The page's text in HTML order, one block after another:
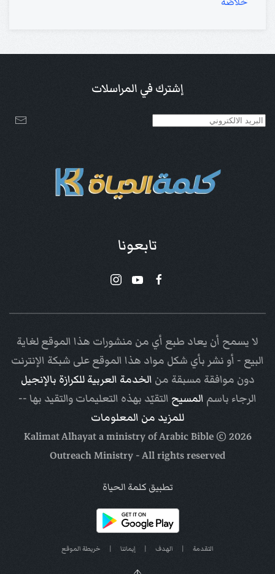
إشترك في المراسلات
تابعونا
لا يسمح أن يعاد طبع أي من منشورات هذا الموقع لغاية
البيع - أو نشر بأي شكل مواد هذا الموقع على شبكة الإنترنت
دون موافقة مسبقة من الخدمة العربية للكرازة بالإنجيل
الرجاء باسم المسيح التقيّد بهذه التعليمات والتقيد بها --
للمزيد من المعلومات
2026
© Kalimat Alhayat a ministry of
Arabic Bible
Outreach Ministry- All rights reserved
تطبيق كلمة الحياة
التقدمة | الهدف | إيماننا | خريطة الموقع